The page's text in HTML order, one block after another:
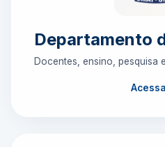
Departamento
Docentes, ensino, pesquisa